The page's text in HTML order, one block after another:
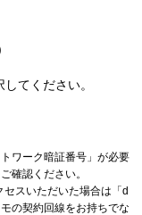
てください。
ワーク暗証番号」が必要
確認ください。
スいただいた場合は「d
の契約回線をお持ちでな